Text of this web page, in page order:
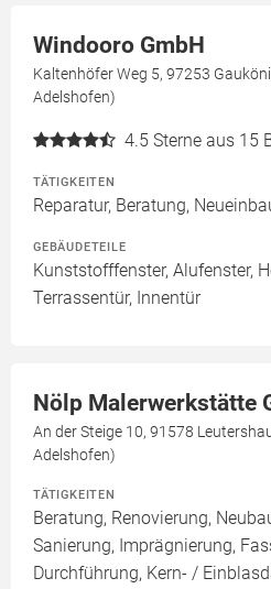
Windooro GmbH
Kaltenhöfer Weg 5, 97253
Adelshofen)
4.5 Sterne aus 15
TÄTIGKEITEN
Reparatur, Beratung,
GEBÄUDETEILE
Kunststofffenster, Alufenster,
Terrassentür, Innentür
Nölp Malerwerkstätte
An der Steige 10, 91578
Adelshofen)
TÄTIGKEITEN
Beratung, Renovierung,
Sanierung, Imprägnierung,
Durchführung, Kern- /